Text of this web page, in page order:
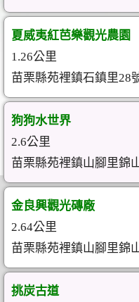
夏威夷紅芭樂觀光農園
1.26公里
苗栗縣苑裡鎮石鎮里28
狗狗水世界
2.6公里
苗栗縣苑裡鎮山腳里錦
金良興觀光磚廠
2.64公里
苗栗縣苑裡鎮山腳里錦
挑炭古道